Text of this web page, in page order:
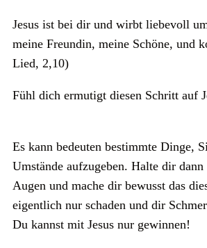
Jesus ist bei dir und wirbt liebevoll
meine Freundin, meine Schöne, und
Lied, 2,10)
Fühl dich ermutigt diesen Schritt auf
Es kann bedeuten bestimmte Dinge,
Umstände aufzugeben. Halte dir
Augen und mache dir bewusst das
eigentlich nur schaden und dir
Du kannst mit Jesus nur gewinnen!